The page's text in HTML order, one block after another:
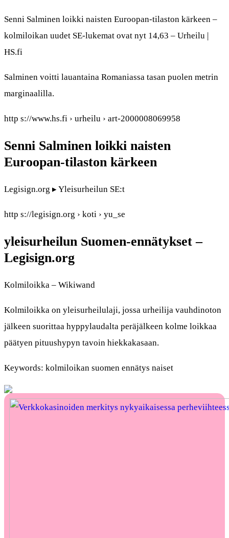
Senni Salminen loikki naisten Euroopan-tilaston kärkeen –
kolmiloikan uudet SE-lukemat ovat nyt 14,63 – Urheilu |
HS.fi
Salminen voitti lauantaina Romaniassa tasan puolen metrin
marginaalilla.
http s://www.hs.fi › urheilu › art-2000008069958
Senni Salminen loikki naisten
Euroopan-tilaston kärkeen
Legisign.org ▸ Yleisurheilun SE:t
http s://legisign.org › koti › yu_se
yleisurheilun Suomen-ennätykset –
Legisign.org
Kolmiloikka – Wikiwand
Kolmiloikka on yleisurheilulaji, jossa urheilija vauhdinoton
jälkeen suorittaa hyppylaudalta peräjälkeen kolme loikkaa
päätyen pituushypyn tavoin hiekkakasaan.
Keywords: kolmiloikan suomen ennätys naiset